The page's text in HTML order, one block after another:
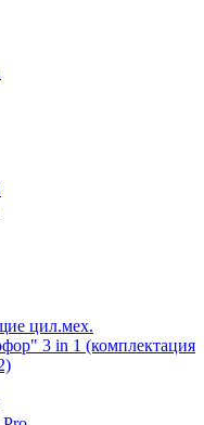
цил.мех.
3 in 1 (комплектация